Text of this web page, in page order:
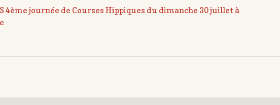
4ème journée de Courses Hippiques du dimanche 30 juillet à